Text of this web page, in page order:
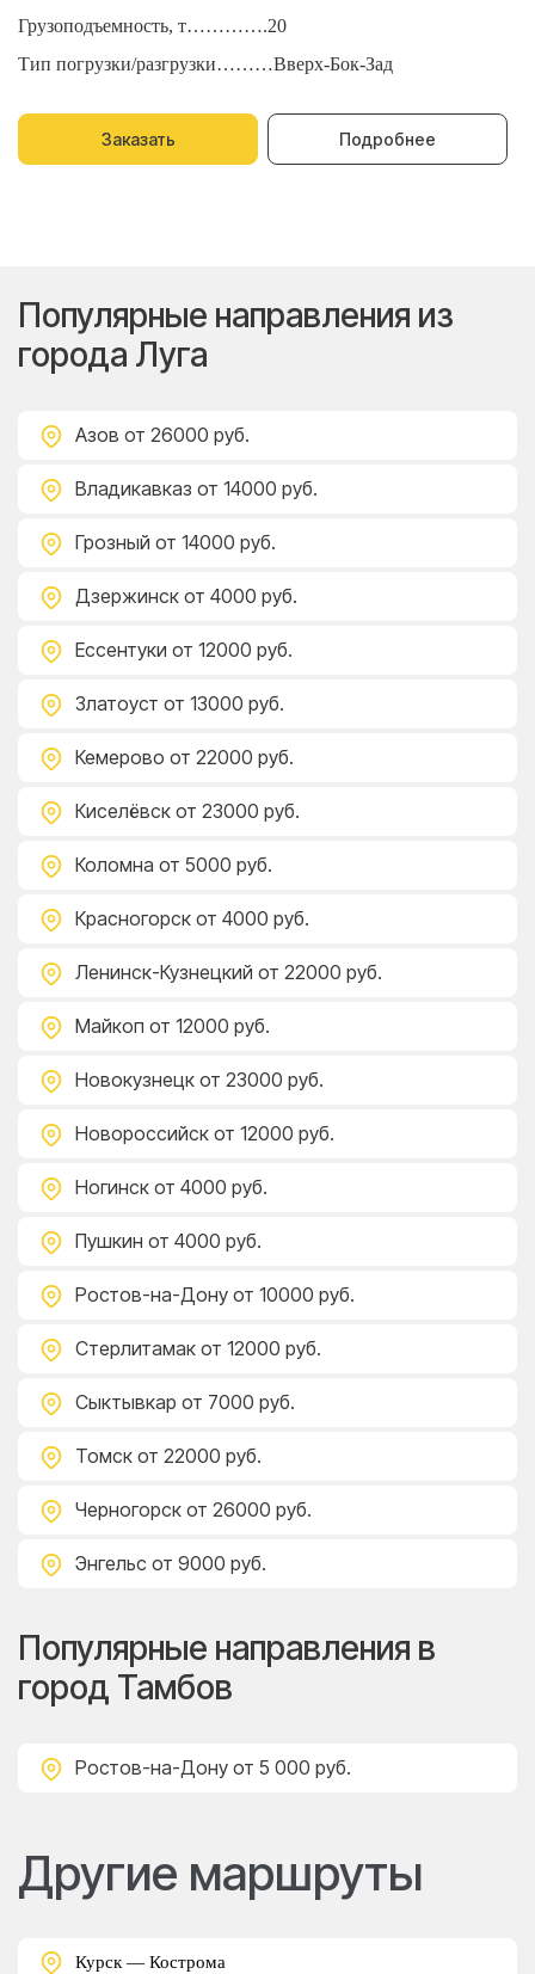
Грузоподъемность, т………….20
Тип погрузки/разгрузки………Вверх-Бок-Зад
Заказать Подробнее
Популярные направления из
города Луга
Азов от 26000 руб.
Владикавказ от 14000 руб.
Грозный от 14000 руб.
Дзержинск от 4000 руб.
Ессентуки от 12000 руб.
Златоуст от 13000 руб.
Кемерово от 22000 руб.
Киселёвск от 23000 руб.
Коломна от 5000 руб.
Красногорск от 4000 руб.
Ленинск-Кузнецкий от 22000 руб.
Майкоп от 12000 руб.
Новокузнецк от 23000 руб.
Новороссийск от 12000 руб.
Ногинск от 4000 руб.
Пушкин от 4000 руб.
Ростов-на-Дону от 10000 руб.
Стерлитамак от 12000 руб.
Сыктывкар от 7000 руб.
Томск от 22000 руб.
Черногорск от 26000 руб.
Энгельс от 9000 руб.
Популярные направления в
город Тамбов
Ростов-на-Дону от 5 000 руб.
Другие маршруты
Курск — Кострома